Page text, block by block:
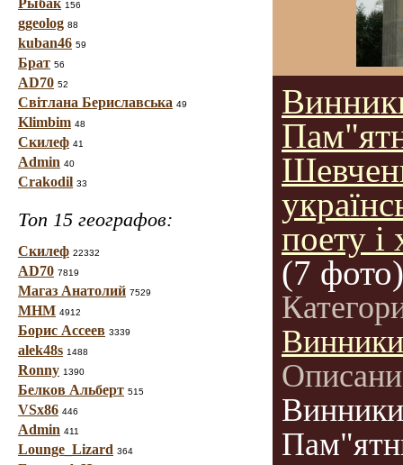
Рыбак 156
ggeolog 88
kuban46 59
Брат 56
AD70 52
Світлана Бериславська 49
Klimbim 48
Скилеф 41
Admin 40
Crakodil 33
Топ 15 географов:
Скилеф 22332
AD70 7819
Магаз Анатолий 7529
МНМ 4912
Борис Ассеев 3339
alek48s 1488
Ronny 1390
Белков Альберт 515
VSx86 446
Admin 411
Lounge_Lizard 364
поету і
(7 фото)
Винники